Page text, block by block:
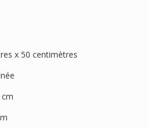
x 50 centimètres
cm